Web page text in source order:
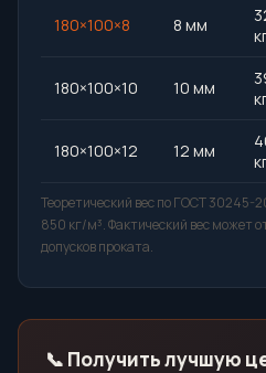
180×100×8 8 мм
180×100×10 10 мм
180×100×12 12 мм
Теоретический вес по ГОСТ 30245-
850 кг/м³. Фактический вес может
допусков проката.
📞 Получить лучшую